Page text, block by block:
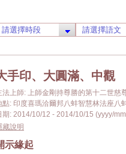
手印、大圓滿、中觀
法上師: 上師金剛持尊勝的第十二世慈
點: 印度喜瑪洽爾邦八蚌智慧林法座八
期: 2014/10/12 - 2014/10/15 (yyyy/
藏說明
示緣起